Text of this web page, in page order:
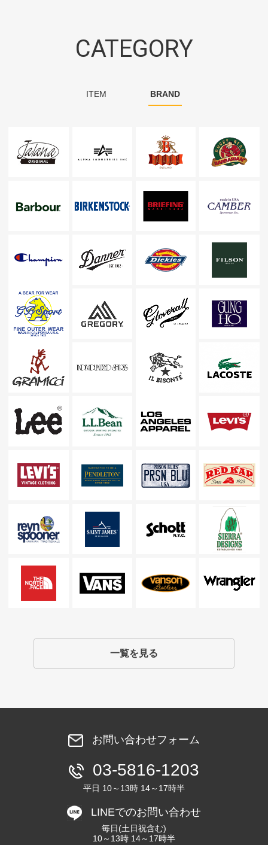
CATEGORY
ITEM BRAND
一覧を見る
お問い合わせフォーム
03-5816-1203
平日 10～13時 14～17時半
LINEでのお問い合わせ
毎日(土日祝含む)
10～13時 14～17時半